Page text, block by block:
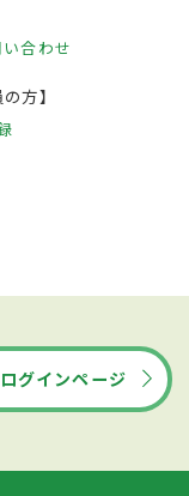
合わせ
方】
グインページ